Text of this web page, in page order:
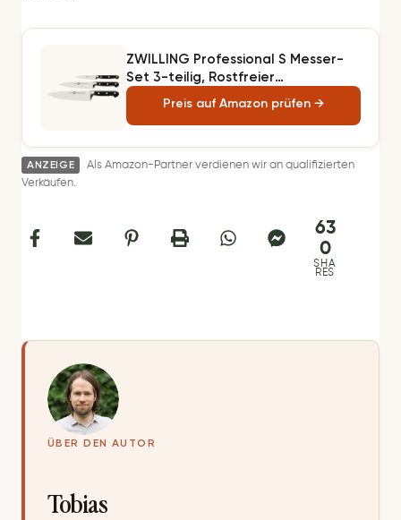
ZWILLING Professional S Messer-
Set 3-teilig, Rostfreier
Spezialstahl, Schwarz, Made in
Preis auf Amazon prüfen →
ANZEIGE
Als Amazon-Partner verdienen wir an qualifizierten
Verkäufen.
63
0
SHA
RES
ÜBER DEN AUTOR
Tobias